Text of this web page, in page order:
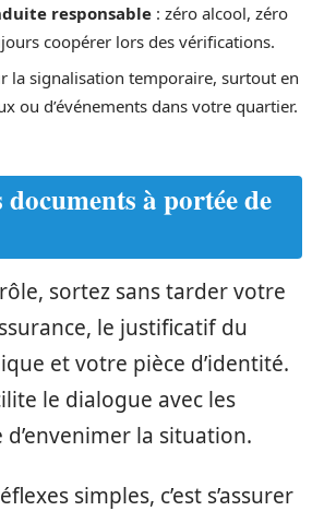
responsable : zéro alcool, zéro
coopérer lors des vérifications.
la signalisation temporaire, surtout en
ou d’événements dans votre quartier.
documents à portée de
sortez sans tarder votre
le justificatif du
et votre pièce d’identité.
le dialogue avec les
la situation.
simples, c’est s’assurer